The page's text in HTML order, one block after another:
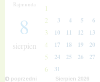
Rajmunda
8
sierpien
1
2 3 4 5 6
3 10 11 12 13
4 17 18 19 20
5 24 25 26 27
6 31
poprzedni Sierpien 2026